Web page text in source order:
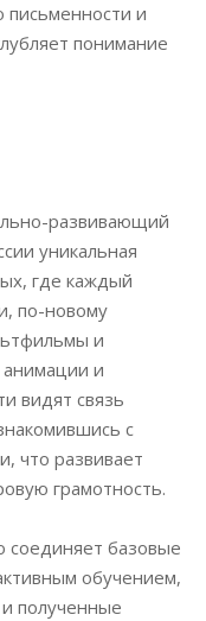
письменности и
понимание
развивающий
уникальная
где каждый
по-новому
и
анимации и
видят связь
с
что развивает
грамотность.
соединяет базовые
обучением,
и полученные